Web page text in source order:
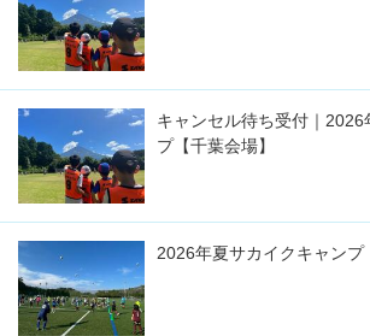
キャンセル待ち受付｜2026
プ【千葉会場】
2026年夏サカイクキャンプ